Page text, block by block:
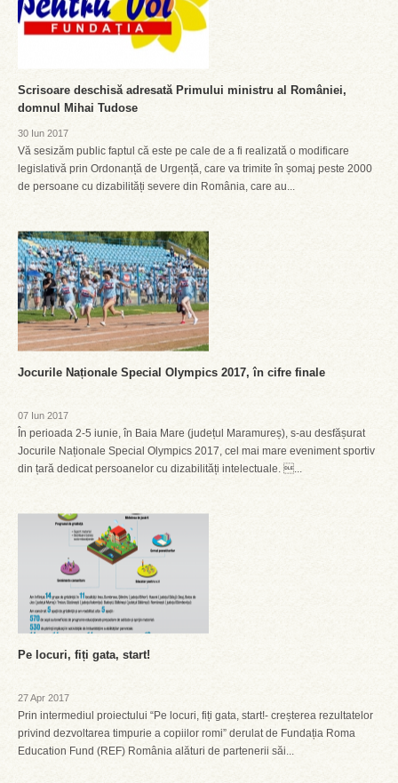
Scrisoare deschisă adresată Primului ministru al României,
domnul Mihai Tudose
30 Iun 2017
Vă sesizăm public faptul că este pe cale de a fi realizată o modificare
legislativă prin Ordonanță de Urgență, care va trimite în șomaj peste 2000
de persoane cu dizabilități severe din România, care au...
Jocurile Naționale Special Olympics 2017, în cifre finale
07 Iun 2017
În perioada 2-5 iunie, în Baia Mare (județul Maramureș), s-au desfășurat
Jocurile Naționale Special Olympics 2017, cel mai mare eveniment sportiv
din țară dedicat persoanelor cu dizabilități intelectuale. ...
Pe locuri, fiți gata, start!
27 Apr 2017
Prin intermediul proiectului “Pe locuri, fiți gata, start!- creșterea rezultatelor
privind dezvoltarea timpurie a copiilor romi” derulat de Fundația Roma
Education Fund (REF) România alături de partenerii săi...